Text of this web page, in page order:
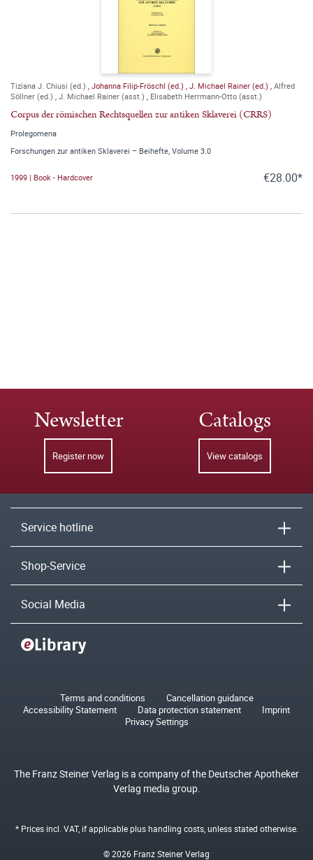
Tiziana J. Chiusi (ed.) Johanna Filip-Fröschl (ed.) J. Michael Rainer (ed.) Alfred
Söllner (ed.) J. Michael Rainer (asst.) Elisabeth Herrmann-Otto (asst.)
Corpus der römischen Rechtsquellen zur antiken Sklaverei (CRRS)
Prolegomena
Forschungen zur antiken Sklaverei – Beihefte, Volume 3.0
1999 | Book - Hardcover €28.00*
Newsletter
Register now
Catalogs
View catalogs
Service hotline
Shop-Service
Social Media
Terms and conditions
Cancellation guidance
Accessibility Statement
Data protection statement
Imprint
Privacy Settings
The Franz Steiner Verlag is a company of the Deutscher Apotheker
Verlag media group.
* Prices incl. VAT, if applicable plushandling costs, unless stated otherwise.
© 2026 Franz Steiner Verlag